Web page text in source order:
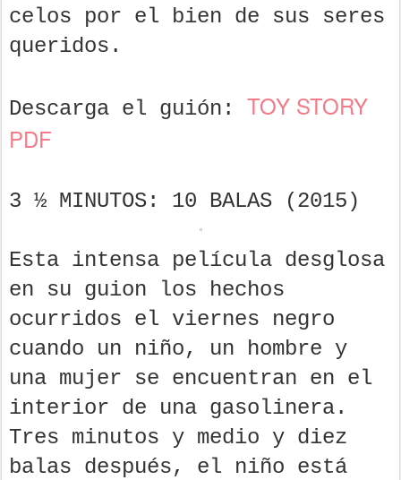
celos por el bien de sus seres
queridos.
Descarga el guión: TOY STORY
PDF
3 ½ MINUTOS: 10 BALAS (2015)
Esta intensa película desglosa
en su guion los hechos
ocurridos el viernes negro
cuando un niño, un hombre y
una mujer se encuentran en el
interior de una gasolinera.
Tres minutos y medio y diez
balas después, el niño está